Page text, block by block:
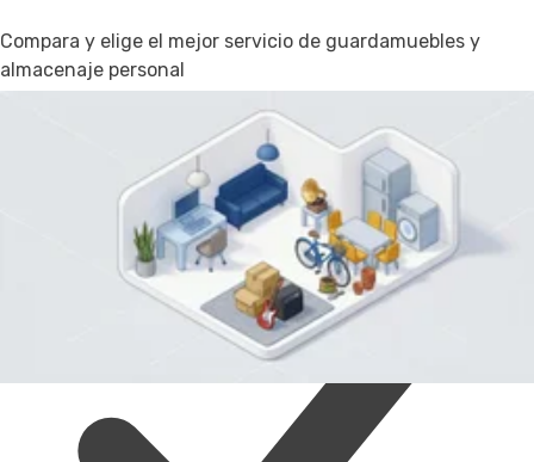
Compara y elige el mejor servicio de guardamuebles y
almacenaje personal
Variedad de metros cuadrados